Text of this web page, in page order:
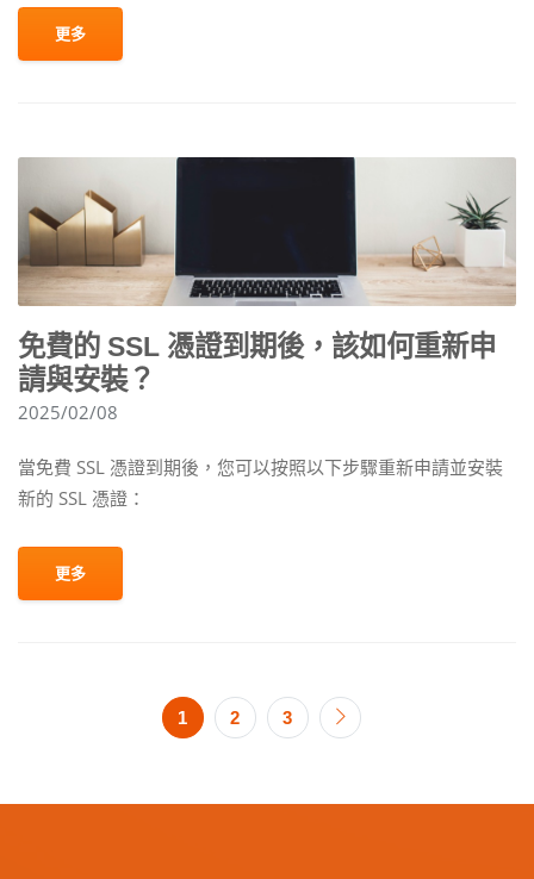
更多
免費的 SSL 憑證到期後，該如何重新申
請與安裝？
2025/02/08
當免費 SSL 憑證到期後，您可以按照以下步驟重新申請並安裝
新的 SSL 憑證：
更多
1 2 3